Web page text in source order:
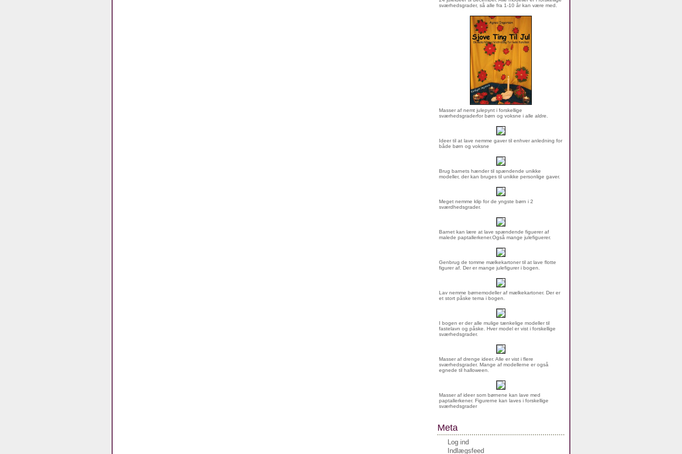
sværhedsgrader, så alle fra 1-10 år kan være med.
Masser af nemt julepynt i forskellige
sværhedsgraderfor børn og voksne i alle aldre.
Ideer til at lave nemme gaver til enhver anledning for
både børn og voksne
Brug barnets hænder til spændende unikke
modeller, der kan bruges til unikke personlige gaver.
Meget nemme klip for de yngste børn i 2
sværdhedsgrader.
Barnet kan lære at lave spændende figuerer af
malede paptallerkener.Også mange julefiguerer.
Genbrug de tomme mælkekartoner til at lave flotte
figurer af. Der er mange julefigurer i bogen.
Lav nemme børnemodeller af mælkekartoner. Der er
et stort påske tema i bogen.
I bogen er der alle mulige tænkelige modeller til
fastelavn og påske. Hver model er vist i forskellige
sværhedsgrader.
Masser af drenge ideer. Alle er vist i flere
sværhedsgrader. Mange af modellerne er også
egnede til halloween.
Masser af ideer som børnene kan lave med
paptallerkener. Figurerne kan laves i forskellige
sværhedsgrader
Meta
Log ind
Indlægsfeed